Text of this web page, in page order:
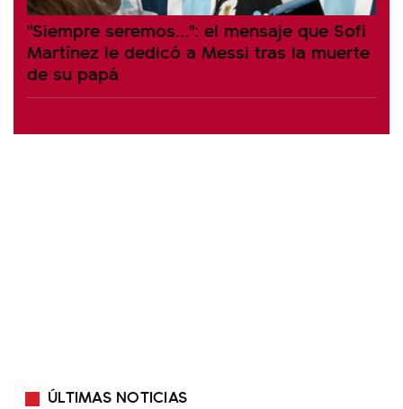
"Siempre seremos...": el mensaje que Sofi
Martínez le dedicó a Messi tras la muerte
de su papá
ÚLTIMAS NOTICIAS